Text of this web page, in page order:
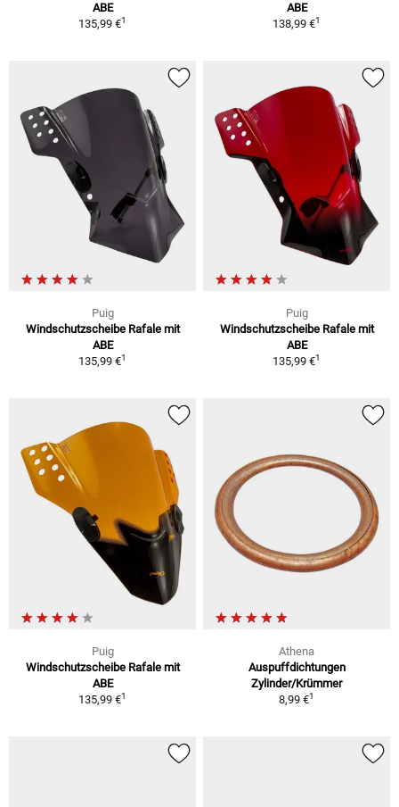
ABE
135,99 €1
ABE
138,99 €1
Puig
Windschutzscheibe Rafale mit
ABE
135,99 €1
Puig
Windschutzscheibe Rafale mit
ABE
135,99 €1
Puig
Windschutzscheibe Rafale mit
ABE
135,99 €1
Athena
Auspuffdichtungen
Zylinder/Krümmer
8,99 €1